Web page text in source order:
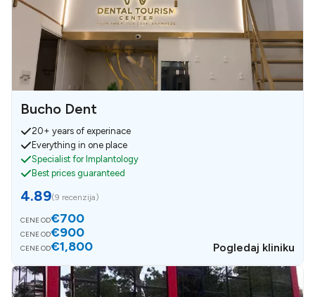
Bucho Dent
20+ years of experinace
Everything in one place
Specialist for Implantology
Best prices guaranteed
4.89(9 recenzija)
CENE OD€700
CENE OD€900
CENE OD€1,800 Pogledaj kliniku